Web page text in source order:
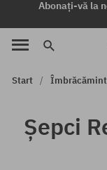
Abonați-vă la
Start
Șepci